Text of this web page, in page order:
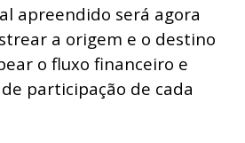
apreendido será agora
a origem e o destino
o fluxo financeiro e
participação de cada